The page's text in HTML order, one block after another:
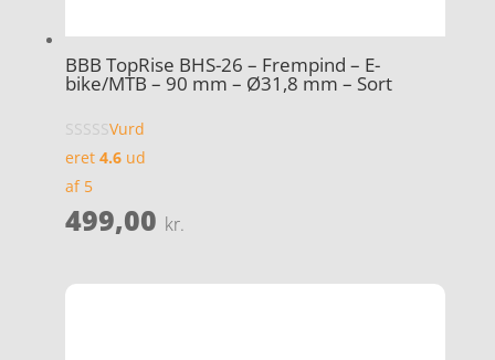
BBB TopRise BHS-26 – Frempind – E-
bike/MTB – 90 mm – Ø31,8 mm – Sort
Vurd
eret 4.6ud
af 5
499,00 kr.